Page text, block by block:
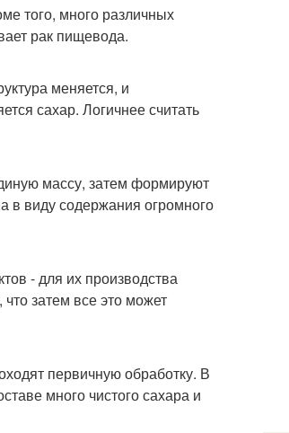
того, много различных
рак пищевода.
меняется, и
сахар. Логичнее считать
массу, затем формируют
в виду содержания огромного
- для их производства
затем все это может
первичную обработку. В
много чистого сахара и